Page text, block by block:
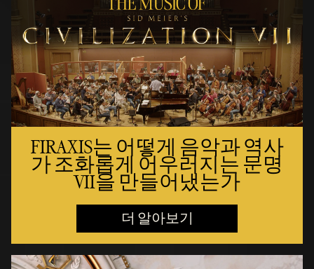
FIRAXIS는 어떻게 음악과 역사
가 조화롭게 어우러지는 문명
VII을 만들어냈는가
더 알아보기